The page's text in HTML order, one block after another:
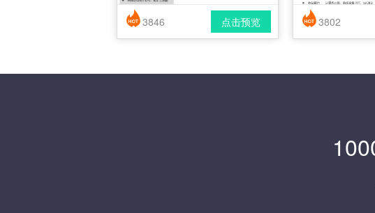
简历风格： 时尚 / 简洁 / 应届生
点击预览
3846
简历风格： 时尚 /
3802